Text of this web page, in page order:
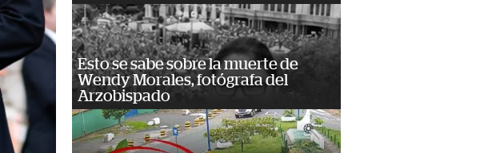
Esto se sabe sobre la muerte de
Wendy Morales, fotógrafa del
Arzobispado